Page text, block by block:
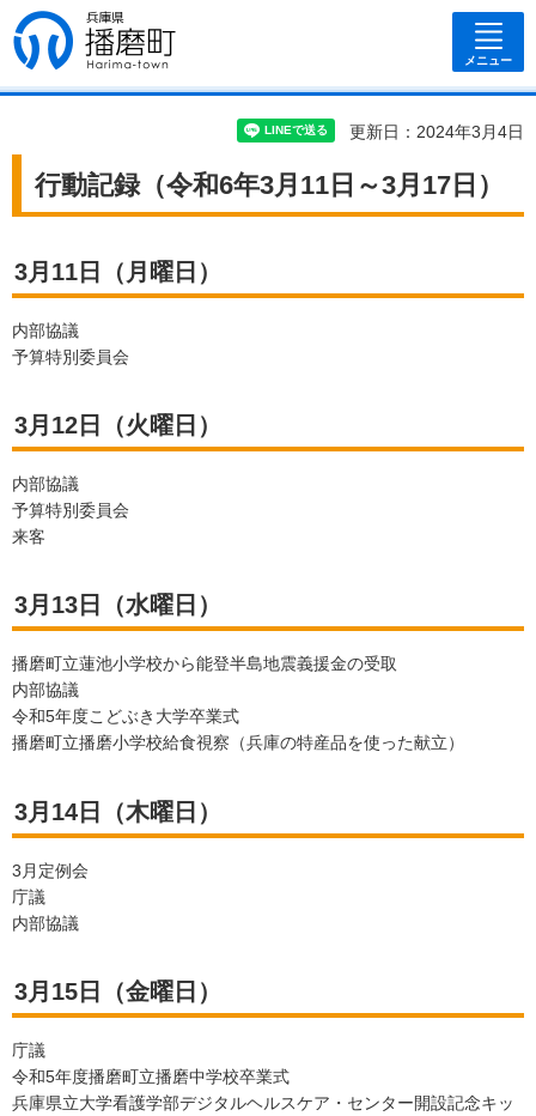
兵庫県 播磨
町
メニュー
更新日：2024年3月4日
行動記録（令和6年3月11日～3月17日）
3月11日（月曜日）
内部協議
予算特別委員会
3月12日（火曜日）
内部協議
予算特別委員会
来客
3月13日（水曜日）
播磨町立蓮池小学校から能登半島地震義援金の受取
内部協議
令和5年度こどぶき大学卒業式
播磨町立播磨小学校給食視察（兵庫の特産品を使った献立）
3月14日（木曜日）
3月定例会
庁議
内部協議
3月15日（金曜日）
庁議
令和5年度播磨町立播磨中学校卒業式
兵庫県立大学看護学部デジタルヘルスケア・センター開設記念キッ